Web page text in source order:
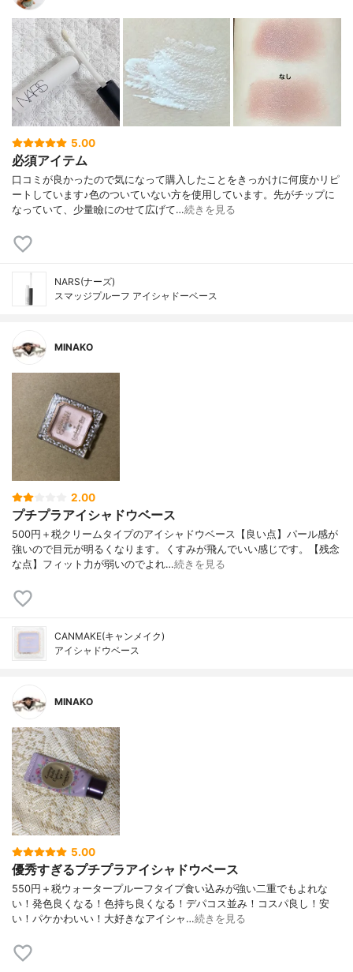
5.00
必須アイテム
口コミが良かったので気になって購入したことをきっかけに何度かリピ
ートしています♪色のついていない方を使用しています。先がチップに
なっていて、少量瞼にのせて広げて…続きを見る
NARS(ナーズ)
スマッジプルーフ アイシャドーベース
MINAKO
2.00
プチプラアイシャドウベース
500円＋税クリームタイプのアイシャドウベース【良い点】パール感が
強いので目元が明るくなります。くすみが飛んでいい感じです。【残念
な点】フィット力が弱いのでよれ…続きを見る
CANMAKE(キャンメイク)
アイシャドウベース
MINAKO
5.00
優秀すぎるプチプラアイシャドウベース
550円＋税ウォータープルーフタイプ食い込みが強い二重でもよれな
い！発色良くなる！色持ち良くなる！デパコス並み！コスパ良し！安
い！パケかわいい！大好きなアイシャ…続きを見る